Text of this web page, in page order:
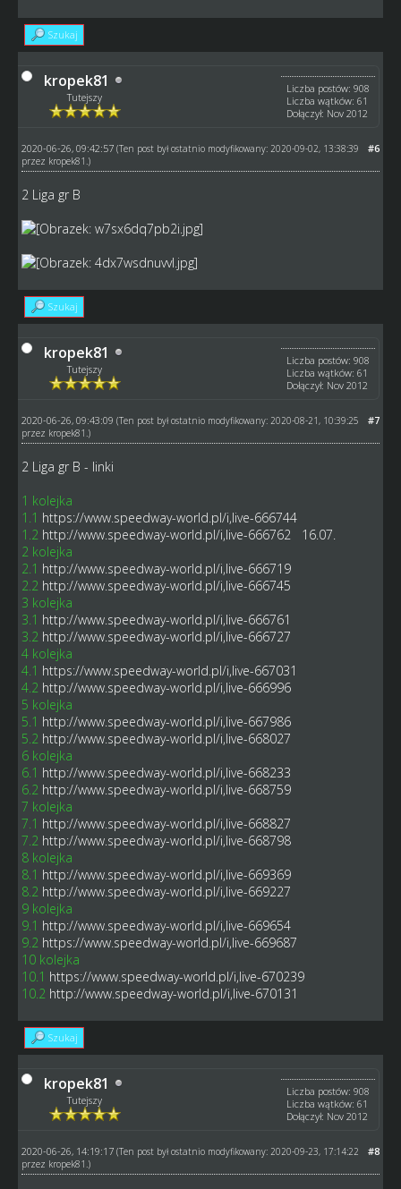
Szukaj
kropek81
Tutejszy
Liczba postów: 908
Liczba wątków: 61
Dołączył: Nov 2012
#6
2020-06-26, 09:42:57 (Ten post był ostatnio modyfikowany: 2020-09-02, 13:38:39
przez kropek81 .)
2 Liga gr B
Szukaj
kropek81
Tutejszy
Liczba postów: 908
Liczba wątków: 61
Dołączył: Nov 2012
#7
2020-06-26, 09:43:09 (Ten post był ostatnio modyfikowany: 2020-08-21, 10:39:25
przez kropek81 .)
2 Liga gr B - linki
1 kolejka
1.1 https://www.speedway-world.pl/i,live-666744
1.2 http://www.speedway-world.pl/i,live-666762 16.07.
2 kolejka
2.1 http://www.speedway-world.pl/i,live-666719
2.2 http://www.speedway-world.pl/i,live-666745
3 kolejka
3.1 http://www.speedway-world.pl/i,live-666761
3.2 http://www.speedway-world.pl/i,live-666727
4 kolejka
4.1 https://www.speedway-world.pl/i,live-667031
4.2 http://www.speedway-world.pl/i,live-666996
5 kolejka
5.1 http://www.speedway-world.pl/i,live-667986
5.2 http://www.speedway-world.pl/i,live-668027
6 kolejka
6.1 http://www.speedway-world.pl/i,live-668233
6.2 http://www.speedway-world.pl/i,live-668759
7 kolejka
7.1 http://www.speedway-world.pl/i,live-668827
7.2 http://www.speedway-world.pl/i,live-668798
8 kolejka
8.1 http://www.speedway-world.pl/i,live-669369
8.2 http://www.speedway-world.pl/i,live-669227
9 kolejka
9.1 http://www.speedway-world.pl/i,live-669654
9.2 https://www.speedway-world.pl/i,live-669687
10 kolejka
10.1 https://www.speedway-world.pl/i,live-670239
10.2 http://www.speedway-world.pl/i,live-670131
Szukaj
kropek81
Tutejszy
Liczba postów: 908
Liczba wątków: 61
Dołączył: Nov 2012
#8
2020-06-26, 14:19:17 (Ten post był ostatnio modyfikowany: 2020-09-23, 17:14:22
przez kropek81 .)